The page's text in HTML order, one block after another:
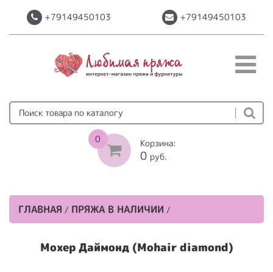
+79149450103 +79149450103
0 Корзина:
0 руб.
ГЛАВНАЯ / ПРЯЖА В НАЛИЧИИ /
Мохер Даймонд (Mohair diamond)